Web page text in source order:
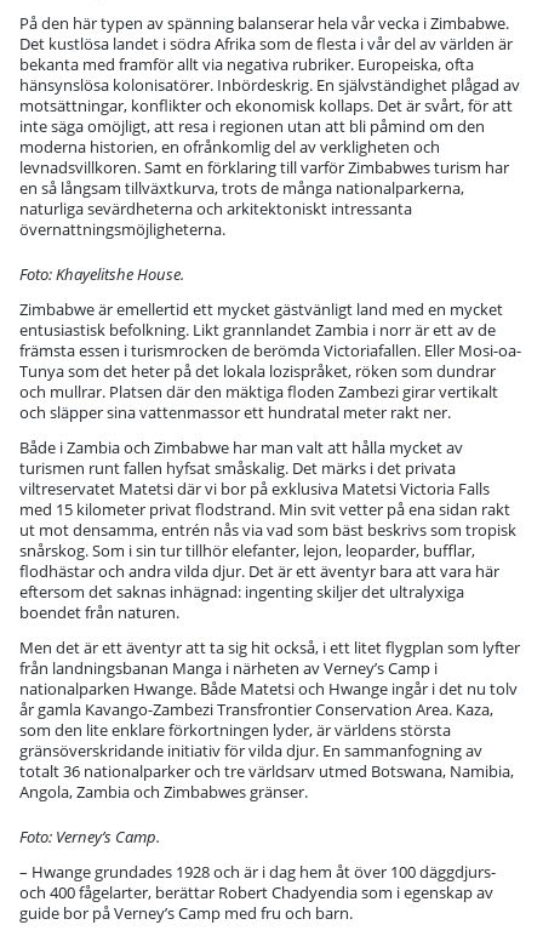
På den här typen av spänning balanserar hela vår vecka i Zimbabwe.
Det kustlösa landet i södra Afrika som de flesta i vår del av världen är
bekanta med framför allt via negativa rubriker. Europeiska, ofta
hänsynslösa kolonisatörer. Inbördeskrig. En självständighet plågad av
motsättningar, konflikter och ekonomisk kollaps. Det är svårt, för att
inte säga omöjligt, att resa i regionen utan att bli påmind om den
moderna historien, en ofrånkomlig del av verkligheten och
levnadsvillkoren. Samt en förklaring till varför Zimbabwes turism har
en så långsam tillväxtkurva, trots de många nationalparkerna,
naturliga sevärdheterna och arkitektoniskt intressanta
övernattningsmöjligheterna.
Foto: Khayelitshe House.
Zimbabwe är emellertid ett mycket gästvänligt land med en mycket
entusiastisk befolkning. Likt grannlandet Zambia i norr är ett av de
främsta essen i turismrocken de berömda Victoriafallen. Eller Mosi-oa-
Tunya som det heter på det lokala lozispråket, röken som dundrar
och mullrar. Platsen där den mäktiga floden Zambezi girar vertikalt
och släpper sina vattenmassor ett hundratal meter rakt ner.
Både i Zambia och Zimbabwe har man valt att hålla mycket av
turismen runt fallen hyfsat småskalig. Det märks i det privata
viltreservatet Matetsi där vi bor på exklusiva Matetsi Victoria Falls
med 15 kilometer privat flodstrand. Min svit vetter på ena sidan rakt
ut mot densamma, entrén nås via vad som bäst beskrivs som tropisk
snårskog. Som i sin tur tillhör elefanter, lejon, leoparder, bufflar,
flodhästar och andra vilda djur. Det är ett äventyr bara att vara här
eftersom det saknas inhägnad: ingenting skiljer det ultralyxiga
boendet från naturen.
Men det är ett äventyr att ta sig hit också, i ett litet flygplan som lyfter
från landningsbanan Manga i närheten av Verney’s Camp i
nationalparken Hwange. Både Matetsi och Hwange ingår i det nu tolv
år gamla Kavango-Zambezi Transfrontier Conservation Area. Kaza,
som den lite enklare förkortningen lyder, är världens största
gränsöverskridande initiativ för vilda djur. En sammanfogning av
totalt 36 nationalparker och tre världsarv utmed Botswana, Namibia,
Angola, Zambia och Zimbabwes gränser.
Foto: Verney’s Camp.
– Hwange grundades 1928 och är i dag hem åt över 100 däggdjurs-
och 400 fågelarter, berättar Robert Chadyendia som i egenskap av
guide bor på Verney’s Camp med fru och barn.